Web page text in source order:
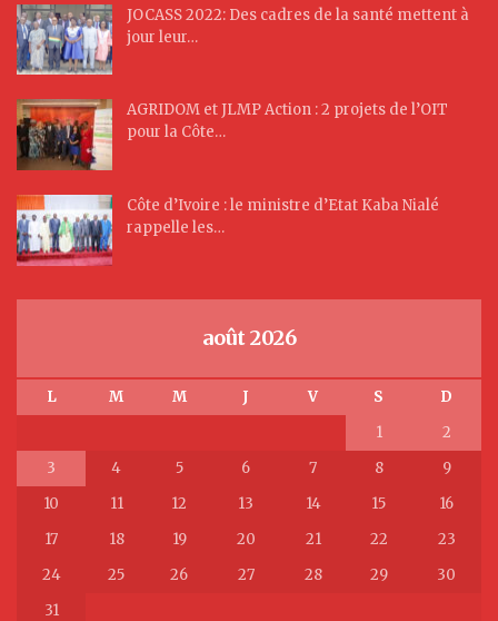
JOCASS 2022: Des cadres de la santé mettent à
jour leur…
AGRIDOM et JLMP Action : 2 projets de l’OIT
pour la Côte…
Côte d’Ivoire : le ministre d’Etat Kaba Nialé
rappelle les…
août 2026
L M M J V S
D
1
2
3
4 5 6 7 8
9
10
11 12 13 14 15
16
17
18 19 20 21 22
23
24
25 26 27 28 29
30
31